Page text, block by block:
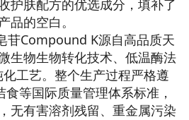
护肤配方的优选成分，填补了
品的空白。
苷Compound K源自高品质天
生物生物转化技术、低温酶法
工艺。整个生产过程严格遵
等国际质量管理体系标准，
无有害溶剂残留、重金属污染